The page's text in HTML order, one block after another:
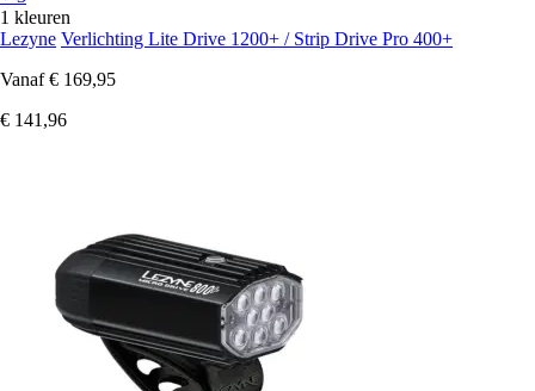
1 kleuren
Lezyne Verlichting Lite Drive 1200+ / Strip Drive Pro 400+
Vanaf € 169,95
€ 141,96